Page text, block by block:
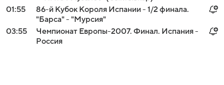
01:55
86-й Кубок Короля Испании - 1/2 финала.
"Барса" - "Мурсия"
03:55
Чемпионат Европы-2007. Финал. Испания -
Россия